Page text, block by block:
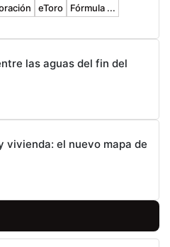
eToro Fórmula ...
las aguas del fin del
vivienda: el nuevo mapa de